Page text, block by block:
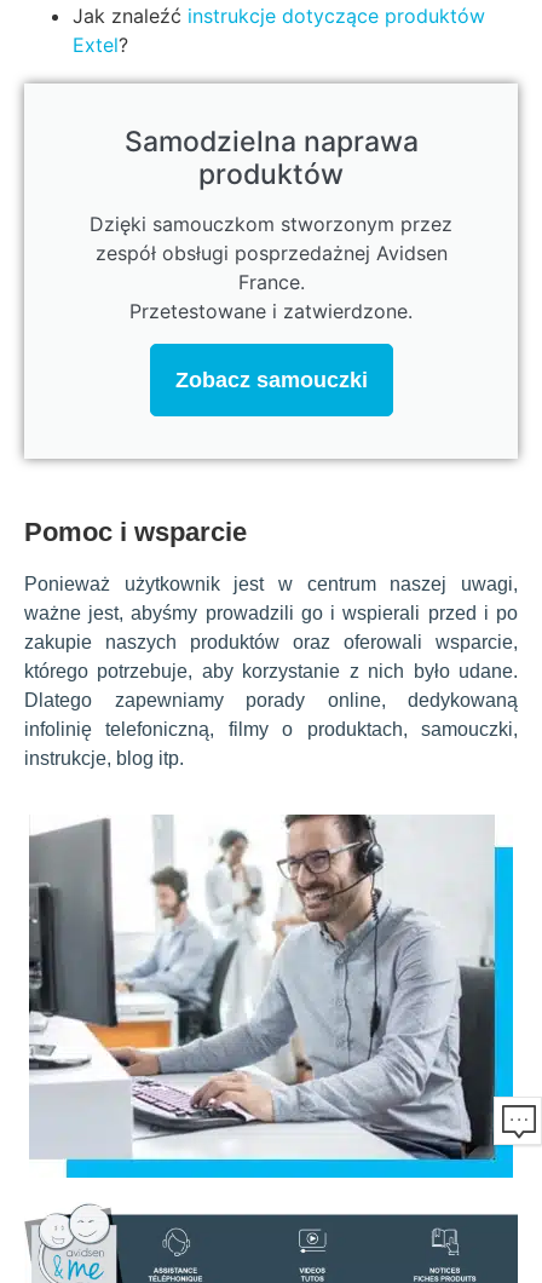
Jak znaleźć instrukcje dotyczące produktów
Extel?
Samodzielna naprawa
produktów
Dzięki samouczkom stworzonym przez
zespół obsługi posprzedażnej Avidsen
France.
Przetestowane i zatwierdzone.
Zobacz samouczki
Pomoc i wsparcie
Ponieważ użytkownik jest w centrum naszej uwagi,
ważne jest, abyśmy prowadzili go i wspierali przed i po
zakupie naszych produktów oraz oferowali wsparcie,
którego potrzebuje, aby korzystanie z nich było udane.
Dlatego zapewniamy porady online, dedykowaną
infolinię telefoniczną, filmy o produktach, samouczki,
instrukcje, blog itp.